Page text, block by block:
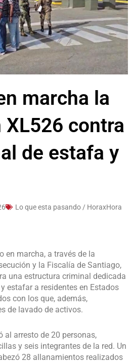
marcha la
XL526 contra
de estafa y
Lo que esta pasando / HoraxHora
en marcha, a través de la
y la Fiscalía de Santiago,
una estructura criminal dedicada
estafar a residentes en Estados
con los que, además,
de lavado de activos.
al arresto de 20 personas,
y seis integrantes de la red. Un
28 allanamientos realizados